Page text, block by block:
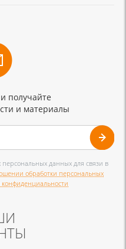
получайте
и материалы
персональных данных для связи в
обработки персональных